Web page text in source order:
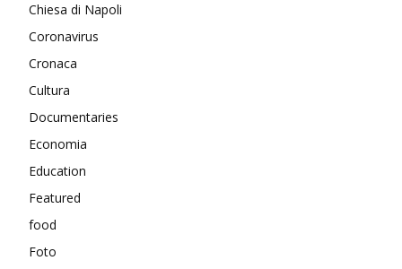
Chiesa di Napoli
Coronavirus
Cronaca
Cultura
Documentaries
Economia
Education
Featured
food
Foto